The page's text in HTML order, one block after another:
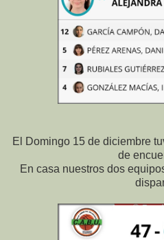
El Domingo 15 de diciembre
de
En casa nuestros dos